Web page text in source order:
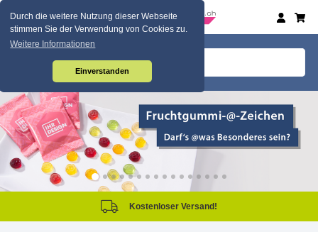
Durch die weitere Nutzung dieser Webseite
stimmen Sie der Verwendung von Cookies zu.
Weitere Informationen
Einverstanden